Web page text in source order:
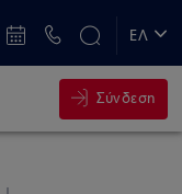
ΕΛ
Σύνδεση